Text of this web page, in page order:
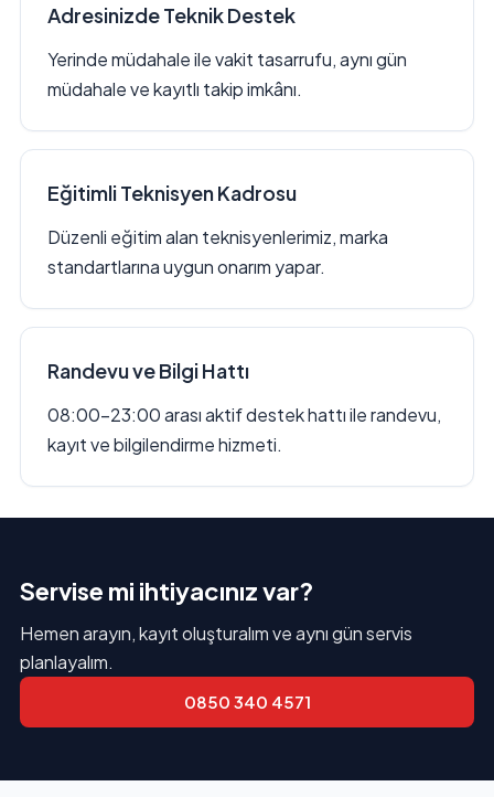
Adresinizde Teknik Destek
Yerinde müdahale ile vakit tasarrufu, aynı gün
müdahale ve kayıtlı takip imkânı.
Eğitimli Teknisyen Kadrosu
Düzenli eğitim alan teknisyenlerimiz, marka
standartlarına uygun onarım yapar.
Randevu ve Bilgi Hattı
08:00–23:00 arası aktif destek hattı ile randevu,
kayıt ve bilgilendirme hizmeti.
Servise mi ihtiyacınız var?
Hemen arayın, kayıt oluşturalım ve aynı gün servis
planlayalım.
0850 340 4571